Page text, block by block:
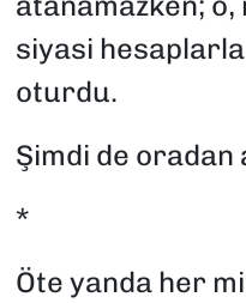
siyasi
oturdu.
Şimdi de oradan
*
Öte yanda her